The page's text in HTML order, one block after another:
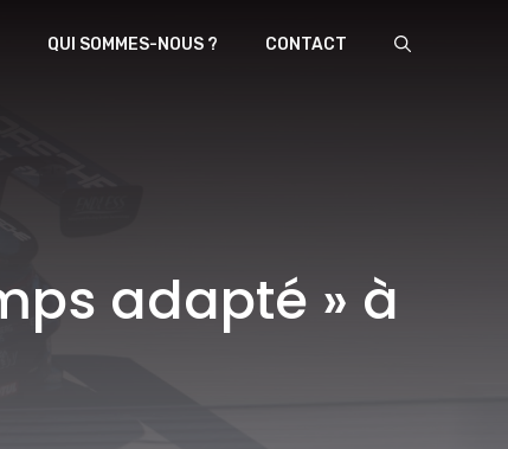
QUI SOMMES-NOUS ? CONTACT
adapté » à